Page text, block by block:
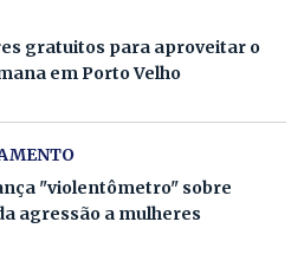
gratuitos para aproveitar o
em Porto Velho
"violentômetro" sobre
agressão a mulheres